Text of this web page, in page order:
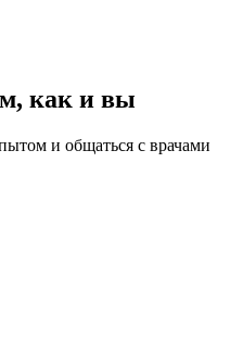
как и вы
и общаться с врачами